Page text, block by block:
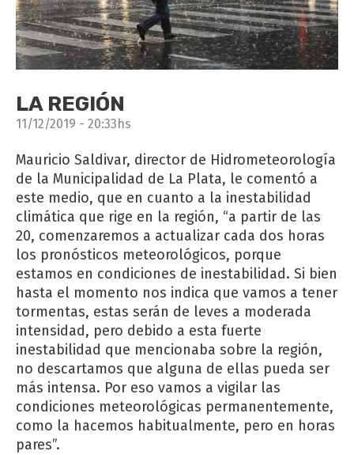
LA REGIÓN
11/12/2019 - 20:33hs
Mauricio Saldivar, director de Hidrometeorología
de la Municipalidad de La Plata, le comentó a
este medio, que en cuanto a la inestabilidad
climática que rige en la región, “a partir de las
20, comenzaremos a actualizar cada dos horas
los pronósticos meteorológicos, porque
estamos en condiciones de inestabilidad. Si bien
hasta el momento nos indica que vamos a tener
tormentas, estas serán de leves a moderada
intensidad, pero debido a esta fuerte
inestabilidad que mencionaba sobre la región,
no descartamos que alguna de ellas pueda ser
más intensa. Por eso vamos a vigilar las
condiciones meteorológicas permanentemente,
como la hacemos habitualmente, pero en horas
pares”.